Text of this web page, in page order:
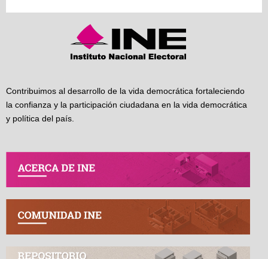
Contribuimos al desarrollo de la vida democrática fortaleciendo
la confianza y la participación ciudadana en la vida democrática
y política del país.